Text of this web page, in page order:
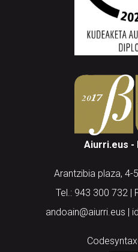
Aiurri.eus -
Arantzibia plaza, 4-
Tel.: 943 300 732 |
andoain@aiurri.eus |